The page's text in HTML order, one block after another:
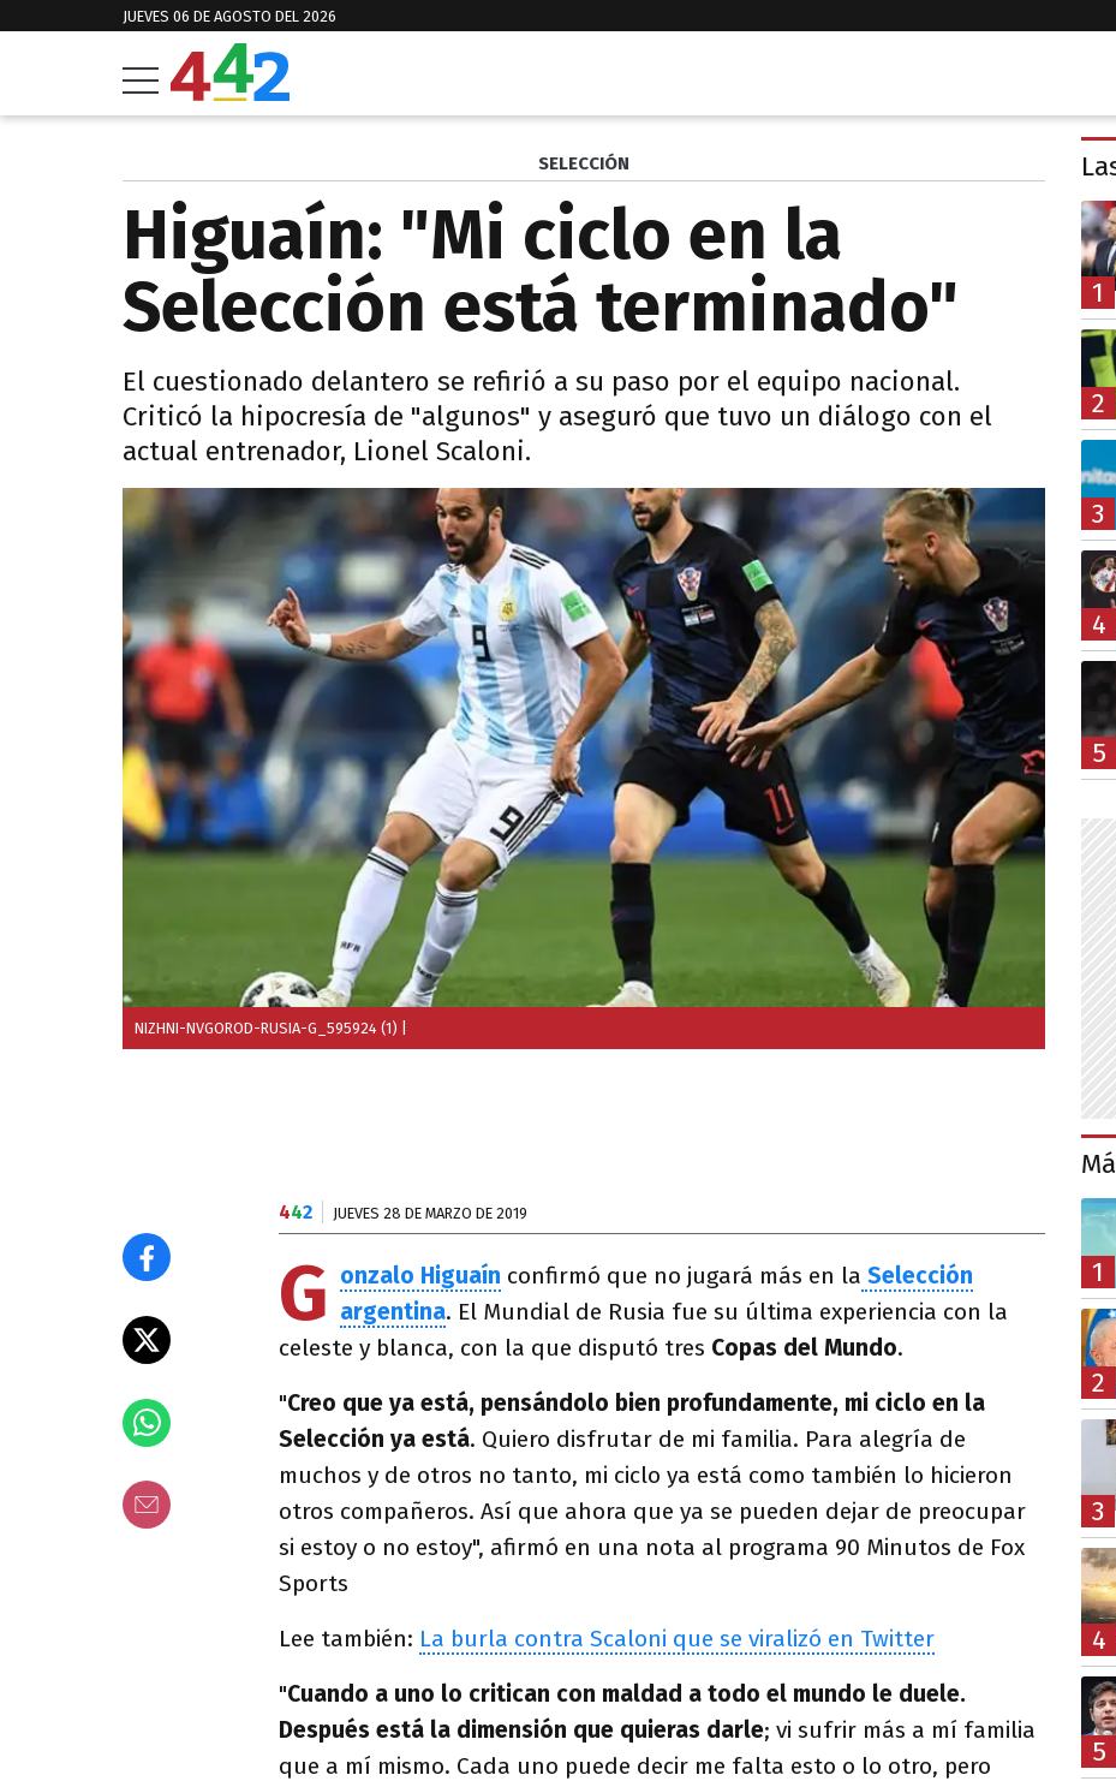
JUEVES 06 DE AGOSTO DEL 2026
SELECCIÓN
Higuaín: "Mi ciclo en la
Selección está terminado"
El cuestionado delantero se refirió a su paso por el equipo nacional.
Criticó la hipocresía de "algunos" y aseguró que tuvo un diálogo con el
actual entrenador, Lionel Scaloni.
NIZHNI-NVGOROD-RUSIA-G_595924 (1)
442 JUEVES 28 DE MARZO DE 2019
G onzalo Higuaín confirmó que no jugará más en la Selección
argentina. El Mundial de Rusia fue su última experiencia con la
celeste y blanca, con la que disputó tres Copas del Mundo.
"Creo que ya está, pensándolo bien profundamente, mi ciclo en la
Selección ya está. Quiero disfrutar de mi familia. Para alegría de
muchos y de otros no tanto, mi ciclo ya está como también lo hicieron
otros compañeros. Así que ahora que ya se pueden dejar de preocupar
si estoy o no estoy", afirmó en una nota al programa 90 Minutos de Fox
Sports
Lee también: La burla contra Scaloni que se viralizó en Twitter
"Cuando a uno lo critican con maldad a todo el mundo le duele.
Después está la dimensión que quieras darle; vi sufrir más a mí familia
que a mí mismo. Cada uno puede decir me falta esto o lo otro, pero
1
2
3
4
5
1
2
3
4
5